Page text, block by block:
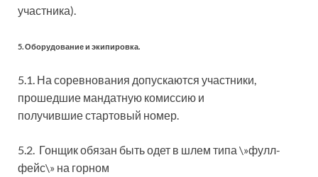
участника).
5. Оборудование и экипировка.
5.1. На соревнования допускаются участники,
прошедшие мандатную комиссию и
получившие стартовый номер.
5.2. Гонщик обязан быть одет в шлем типа \»фулл-
фейс\» на горном